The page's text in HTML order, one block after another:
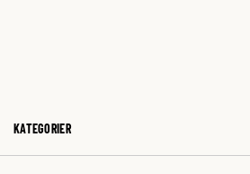
KATEGORIER